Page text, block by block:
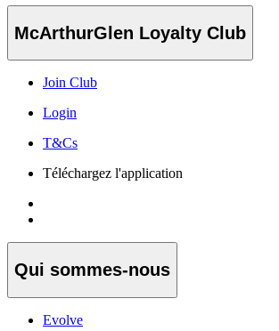
McArthurGlen Loyalty Club
Join Club
Login
T&Cs
Téléchargez l'application
Qui sommes-nous
Evolve